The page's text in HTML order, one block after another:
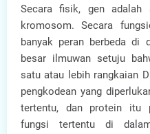
Secara fisik, gen adalah
kromosom. Secara
banyak peran berbeda di
besar ilmuwan setuju
satu atau lebih rangkaian
pengkodean yang
tertentu, dan protein itu
fungsi tertentu di